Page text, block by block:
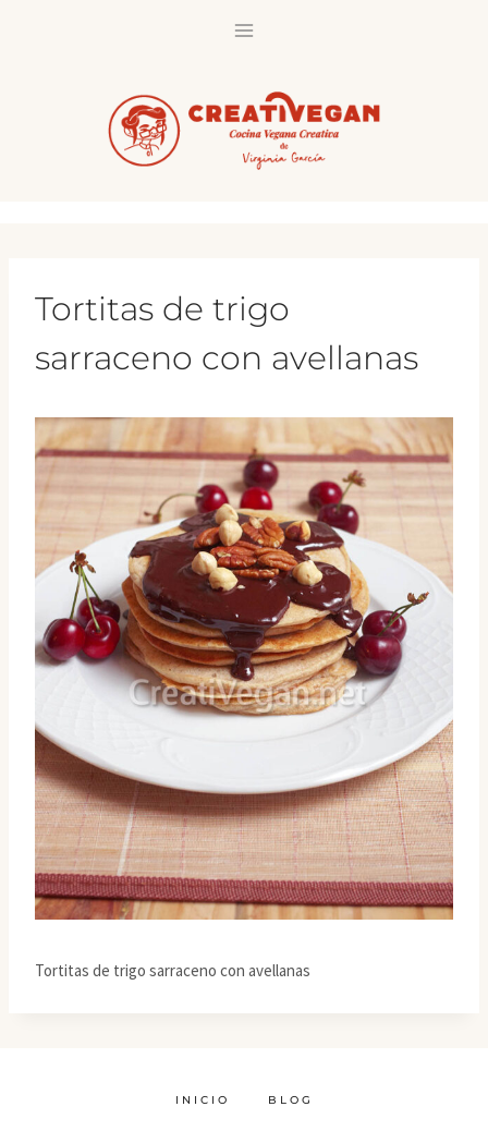
Tortitas de trigo
sarraceno con avellanas
Tortitas de trigo sarraceno con avellanas
INICIO BLOG